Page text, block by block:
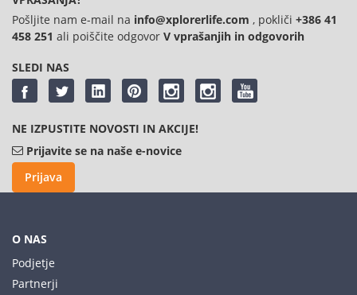
Pošljite nam e-mail na info@xplorerlife.com , pokliči +386 41
458 251 ali poiščite odgovor V vprašanjih in odgovorih
SLEDI NAS
NE IZPUSTITE NOVOSTI IN AKCIJE!
Prijavite se na naše e-novice
Prijava
O NAS
Podjetje
Partnerji